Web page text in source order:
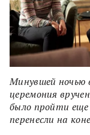
Минувшей ночью
церемония
было пройти еще
перенесли на